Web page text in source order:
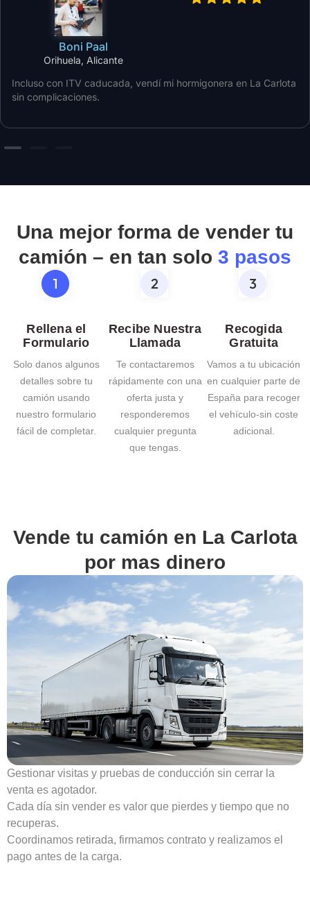
Boni Paal
Orihuela, Alicante
Incluso con ITV caducada, vendí mi hormigonera en La Carlota
sin complicaciones.
Una mejor forma de vender tu
camión – en tan solo 3 pasos
Rellena el
Formulario
Solo danos algunos
detalles sobre tu
camión usando
nuestro formulario
fácil de completar.
Recibe Nuestra
Llamada
Te contactaremos
rápidamente con una
oferta justa y
responderemos
cualquier pregunta
que tengas.
Recogida
Gratuita
Vamos a tu ubicación
en cualquier parte de
España para recoger
el vehículo-sin coste
adicional.
Vende tu camión en La Carlota
por mas dinero
Gestionar visitas y pruebas de conducción sin cerrar la
venta es agotador.
Cada día sin vender es valor que pierdes y tiempo que no
recuperas.
Coordinamos retirada, firmamos contrato y realizamos el
pago antes de la carga.